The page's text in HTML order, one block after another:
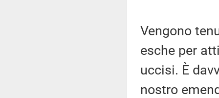
Vengono
esche per
uccisi. È
nostro